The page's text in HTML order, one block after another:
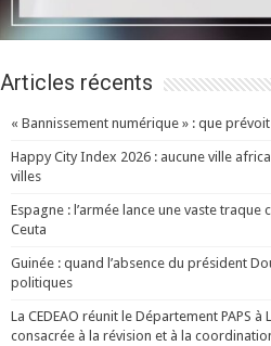
Articles récents
« Bannissement numérique » : que
Happy City Index 2026 : aucune ville
villes
Espagne : l’armée lance une vaste
Ceuta
Guinée : quand l’absence du président
politiques
La CEDEAO réunit le Département PAPS
consacrée à la révision et à la